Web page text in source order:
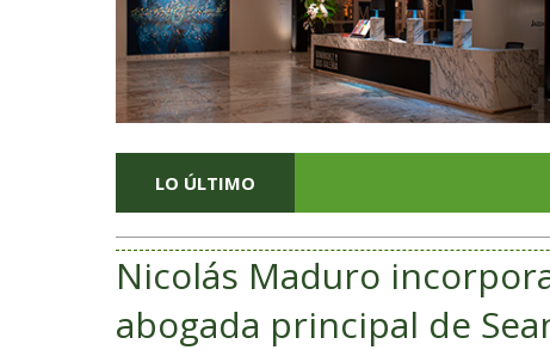
LO ÚLTIMO
Nicolás Maduro
abogada principal de